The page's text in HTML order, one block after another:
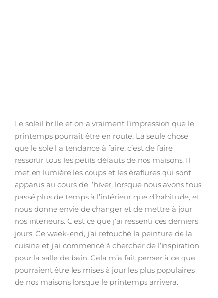
Le soleil brille et on a vraiment l’impression que le
printemps pourrait être en route. La seule chose
que le soleil a tendance à faire, c’est de faire
ressortir tous les petits défauts de nos maisons. Il
met en lumière les coups et les éraflures qui sont
apparus au cours de l’hiver, lorsque nous avons tous
passé plus de temps à l’intérieur que d’habitude, et
nous donne envie de changer et de mettre à jour
nos intérieurs. C’est ce que j’ai ressenti ces derniers
jours. Ce week-end, j’ai retouché la peinture de la
cuisine et j’ai commencé à chercher de l’inspiration
pour la salle de bain. Cela m’a fait penser à ce que
pourraient être les mises à jour les plus populaires
de nos maisons lorsque le printemps arrivera.